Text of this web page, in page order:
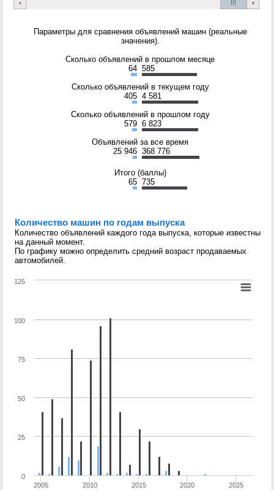
Параметры для сравнения объявлений машин (реальные
значения).
Сколько объявлений в прошлом месяце
64 585
Сколько объявлений в текущем году
405 4 581
Сколько объявлений в прошлом году
579 6 823
Объявлений за все время
25 946 368 776
Итого (баллы)
65 735
Количество машин по годам выпуска
Количество объявлений каждого года выпуска, которые известны
на данный момент.
По графику можно определить средний возраст продаваемых
автомобилей.
2005 2010 2015 2020 2025
0
100
25
50
75
125